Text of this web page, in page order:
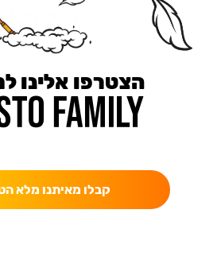
הצטרפו אלינו
קבלו מאיתנו מלא